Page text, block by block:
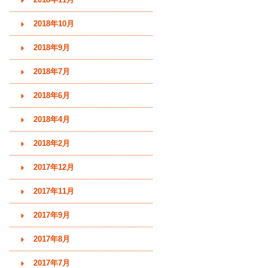
2018年10月
2018年9月
2018年7月
2018年6月
2018年4月
2018年2月
2017年12月
2017年11月
2017年9月
2017年8月
2017年7月